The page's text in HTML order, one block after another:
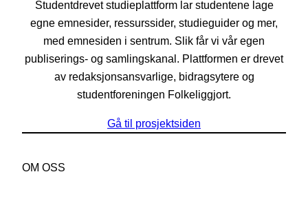
Studentdrevet studieplattform lar studentene lage
egne emnesider, ressurssider, studieguider og mer,
med emnesiden i sentrum. Slik får vi vår egen
publiserings- og samlingskanal. Plattformen er drevet
av redaksjonsansvarlige, bidragsytere og
studentforeningen Folkeliggjort.
Gå til prosjektsiden
OM OSS